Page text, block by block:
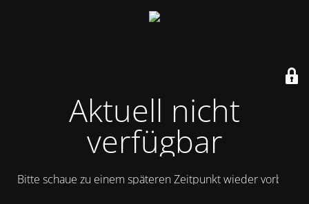
Aktuell nicht
verfügbar
Bitte schaue zu einem späteren Zeitpunkt wieder vorbei